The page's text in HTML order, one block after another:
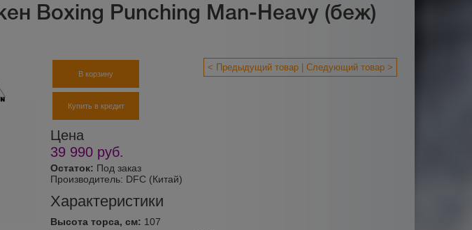
Boxing Punching Man-Heavy (беж)
< Предыдущий товар Следующий товар >
Остаток: Под заказ
Производитель: DFC (Китай)
Характеристики
Высота торса, см: 107
Цена
39 990 руб.
В корзину
Купить в кредит